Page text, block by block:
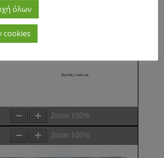
Zoom 100%
Zoom 100%
όλων
cookies